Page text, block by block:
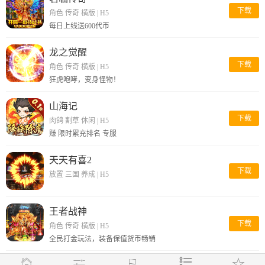
角色 传奇 横版
H5
每日上线送600代币
下载
龙之觉醒
角色 传奇 横版
H5
狂虎咆哮，变身怪物！
下载
山海记
肉鸽 割草 休闲
H5
赚 限时累充排名 专服
下载
天天有喜2
放置 三国 养成 H5 下载
王者战神
角色 传奇 横版
H5
全民打金玩法，装备保值货币畅销
下载